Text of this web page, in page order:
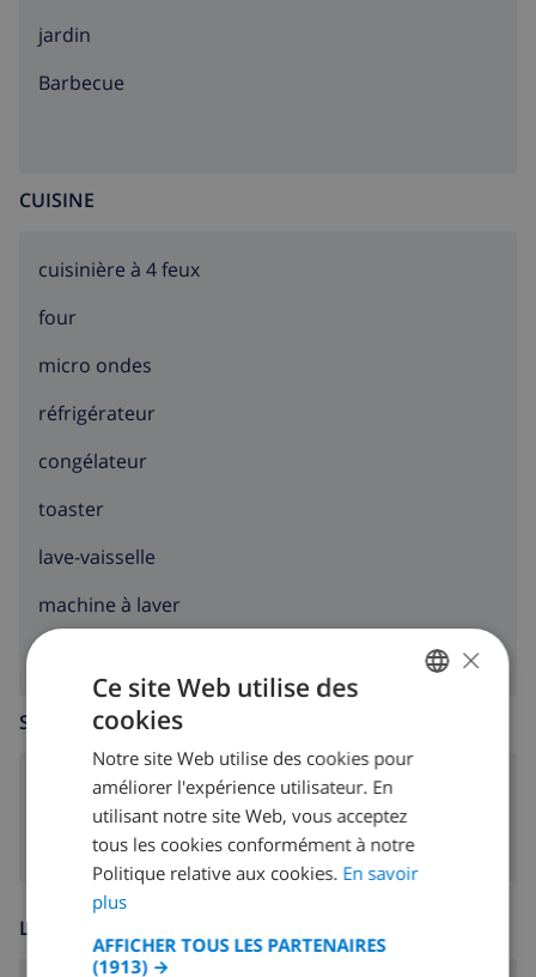
jardin
barbecue
CUISINE
cuisinière à 4 feux
four
micro ondes
réfrigérateur
congélateur
toaster
lave-vaisselle
machine à laver
SALLE DE SÉJOUR
poêle (bois)
LOISIR
DUTCH
SPANISH
GERMAN
×
Ce site Web utilise des
cookies
Notre site Web utilise des cookies pour
améliorer l'expérience utilisateur. En
utilisant notre site Web, vous acceptez
tous les cookies conformément à notre
Politique relative aux cookies. En savoir
plus
AFFICHER TOUS LES PARTENAIRES
(1913) →